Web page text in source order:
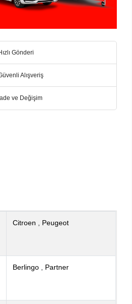
Gönderi
Alışveriş
İade ve Değişim
Citroen Peugeot
Berlingo, Partner